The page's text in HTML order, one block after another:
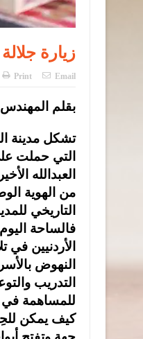
زيارة
Print Email
بقلم المهندس
تشكل مدينة
التي حملت
العبدالله
من الهوية
التاريخي
فالساحة
الأردنيين
النهوض
التدريب
للمساهمة في
كيف يمكن